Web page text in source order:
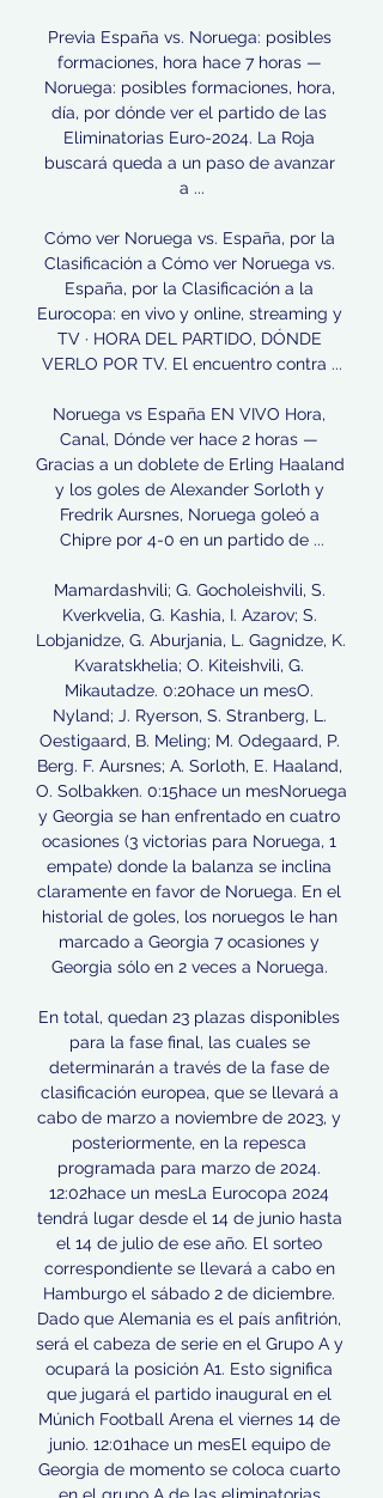
Previa España vs. Noruega: posibles
formaciones, hora hace 7 horas —
Noruega: posibles formaciones, hora,
día, por dónde ver el partido de las
Eliminatorias Euro-2024. La Roja
buscará queda a un paso de avanzar
a ...
Cómo ver Noruega vs. España, por la
Clasificación a Cómo ver Noruega vs.
España, por la Clasificación a la
Eurocopa: en vivo y online, streaming y
TV · HORA DEL PARTIDO, DÓNDE
VERLO POR TV. El encuentro contra ...
Noruega vs España EN VIVO Hora,
Canal, Dónde ver hace 2 horas —
Gracias a un doblete de Erling Haaland
y los goles de Alexander Sorloth y
Fredrik Aursnes, Noruega goleó a
Chipre por 4-0 en un partido de ...
Mamardashvili; G. Gocholeishvili, S.
Kverkvelia, G. Kashia, I. Azarov; S.
Lobjanidze, G. Aburjania, L. Gagnidze, K.
Kvaratskhelia; O. Kiteishvili, G.
Mikautadze. 0:20hace un mesO.
Nyland; J. Ryerson, S. Stranberg, L.
Oestigaard, B. Meling; M. Odegaard, P.
Berg. F. Aursnes; A. Sorloth, E. Haaland,
O. Solbakken. 0:15hace un mesNoruega
y Georgia se han enfrentado en cuatro
ocasiones (3 victorias para Noruega, 1
empate) donde la balanza se inclina
claramente en favor de Noruega. En el
historial de goles, los noruegos le han
marcado a Georgia 7 ocasiones y
Georgia sólo en 2 veces a Noruega.
En total, quedan 23 plazas disponibles
para la fase final, las cuales se
determinarán a través de la fase de
clasificación europea, que se llevará a
cabo de marzo a noviembre de 2023, y
posteriormente, en la repesca
programada para marzo de 2024.
12:02hace un mesLa Eurocopa 2024
tendrá lugar desde el 14 de junio hasta
el 14 de julio de ese año. El sorteo
correspondiente se llevará a cabo en
Hamburgo el sábado 2 de diciembre.
Dado que Alemania es el país anfitrión,
será el cabeza de serie en el Grupo A y
ocupará la posición A1. Esto significa
que jugará el partido inaugural en el
Múnich Football Arena el viernes 14 de
junio. 12:01hace un mesEl equipo de
Georgia de momento se coloca cuarto